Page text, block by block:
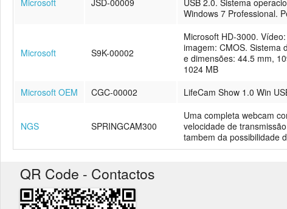
Microsoft JSD-00009
USB 2.0. Sistema
Windows 7 Professional.
Microsoft S9K-00002
Microsoft HD-3000.
imagem: CMOS. Sistema
e dimensões: 44.5 mm,
1024 MB
Microsoft OEM
CGC-00002 LifeCam Show 1.0 Win
NGS SPRINGCAM300
Uma completa webcam
velocidade de
tambem da possibilidade
QR Code - Contactos